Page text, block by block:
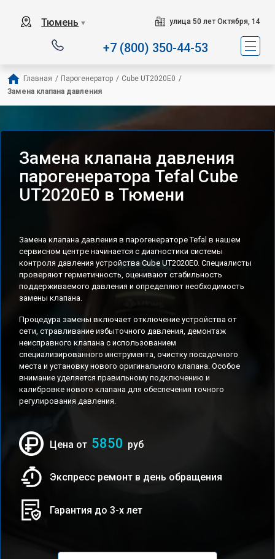
Тюмень ▼ улица 50 лет Октября, 14
+7 (800) 350-44-53
Главная / Парогенератор / Cube UT2020E0 /
Замена клапана давления
Замена клапана давления
парогенератора Tefal Cube
UT2020E0 в Тюмени
Замена клапана давления в парогенераторе Tefal в нашем
сервисном центре начинается с диагностики системы
контроля давления устройства Cube UT2020E0. Специалисты
проверяют герметичность, оценивают стабильность
поддерживаемого давления и определяют необходимость
замены клапана.
Процедура замены включает отключение устройства от
сети, стравливание избыточного давления, демонтаж
неисправного клапана с использованием
специализированного инструмента, очистку посадочного
места и установку нового оригинального клапана. Особое
внимание уделяется правильному подключению и
калибровке нового клапана для обеспечения точного
регулирования давления.
Цена от 5850 руб
Экспресс ремонт в день обращения
Гарантия до 3-х лет